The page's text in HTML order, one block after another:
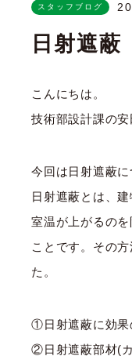
スタッフブログ
日射遮蔽
こんにちは。
技術部設計課の安
今回は日射遮蔽に
日射遮蔽とは、
室温が上がるの
ことです。その
た。
①日射遮蔽に効果
②日射遮蔽部材(